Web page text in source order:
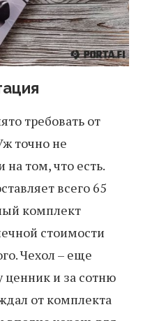
требовать от
точно не
на том, что есть.
всего 65
комплект
стоимости
Чехол – еще
и за сотню
от комплекта